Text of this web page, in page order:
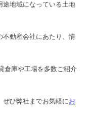
途地域になっている土地
不動産会社にあたり、情
倉庫や工場を多数ご紹介
ぜひ弊社までお気軽にお